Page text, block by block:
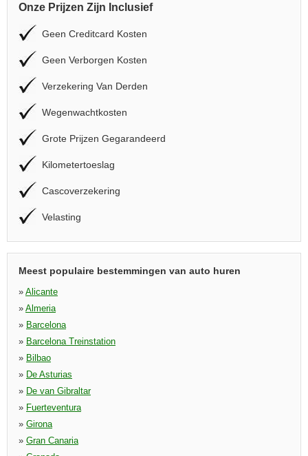
Onze Prijzen Zijn Inclusief
Geen Creditcard Kosten
Geen Verborgen Kosten
Verzekering Van Derden
Wegenwachtkosten
Grote Prijzen Gegarandeerd
Kilometertoeslag
Cascoverzekering
Velasting
Meest populaire bestemmingen van auto huren
» Alicante
» Almeria
» Barcelona
» Barcelona Treinstation
» Bilbao
» De Asturias
» De van Gibraltar
» Fuerteventura
» Girona
» Gran Canaria